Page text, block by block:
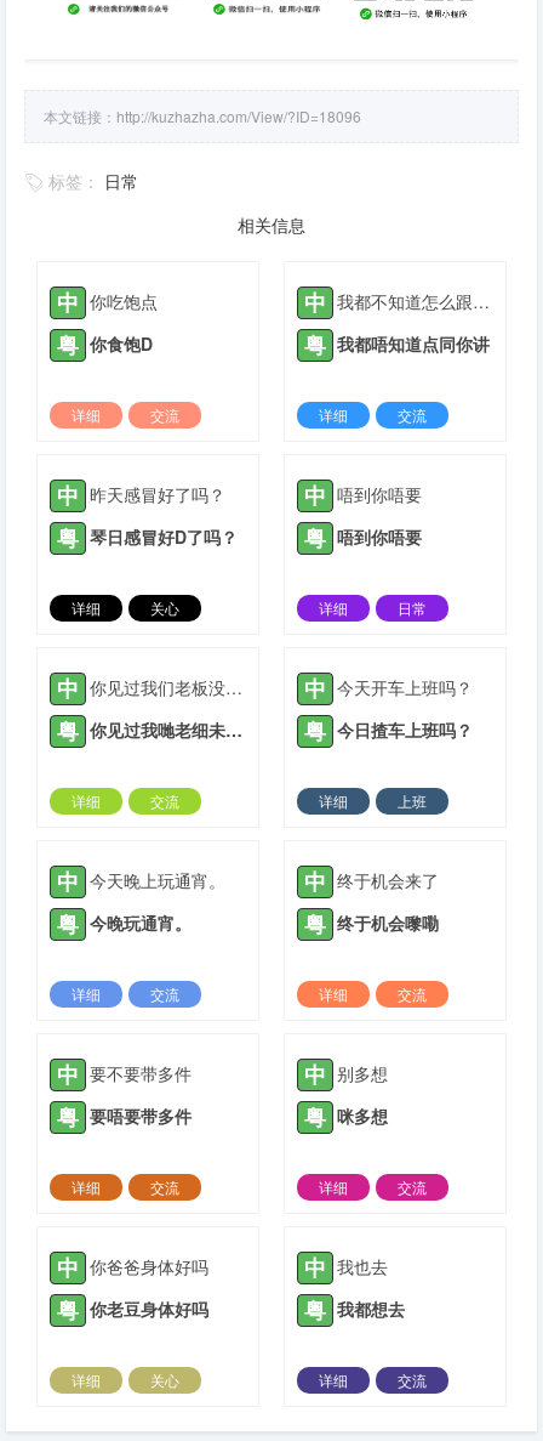
本文链接： http://kuzhazha.com/View/?ID=18096
标签： 日常
相关信息
中 你吃饱点
粤 你食饱D
详细
交流
中 我都不知道怎么跟你说
粤 我都唔知道点同你讲
详细
交流
中 昨天感冒好了吗？
粤 琴日感冒好D了吗？
详细
关心
中 唔到你唔要
粤 唔到你唔要
详细
日常
中 你见过我们老板没有？
粤 你见过我哋老细未呀？
详细
交流
中 今天开车上班吗？
粤 今日揸车上班吗？
详细
上班
中 今天晚上玩通宵。
粤 今晚玩通宵。
详细
交流
中 终于机会来了
粤 终于机会嚟嘞
详细
交流
中 要不要带多件
粤 要唔要带多件
详细
交流
中 别多想
粤 咪多想
详细
交流
中 你爸爸身体好吗
粤 你老豆身体好吗
详细
关心
中 我也去
粤 我都想去
详细
交流